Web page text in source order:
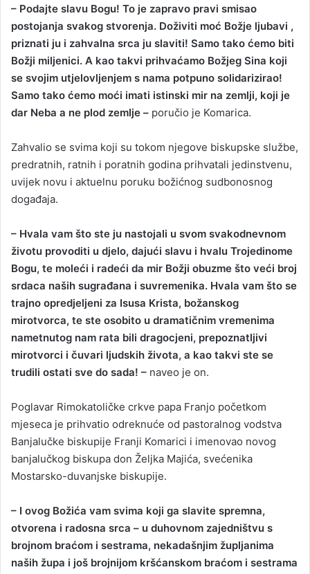
– Podajte slavu Bogu! To je zapravo pravi smisao
postojanja svakog stvorenja. Doživiti moć Božje ljubavi ,
priznati ju i zahvalna srca ju slaviti! Samo tako ćemo biti
Božji miljenici. A kao takvi prihvaćamo Božjeg Sina koji
se svojim utjelovljenjem s nama potpuno solidarizirao!
Samo tako ćemo moći imati istinski mir na zemlji, koji je
dar Neba a ne plod zemlje – poručio je Komarica.
Zahvalio se svima koji su tokom njegove biskupske službe,
predratnih, ratnih i poratnih godina prihvatali jedinstvenu,
uvijek novu i aktuelnu poruku božićnog sudbonosnog
događaja.
– Hvala vam što ste ju nastojali u svom svakodnevnom
životu provoditi u djelo, dajući slavu i hvalu Trojedinome
Bogu, te moleći i radeći da mir Božji obuzme što veći broj
srdaca naših sugrađana i suvremenika. Hvala vam što se
trajno opredjeljeni za Isusa Krista, božanskog
mirotvorca, te ste osobito u dramatičnim vremenima
nametnutog nam rata bili dragocjeni, prepoznatljivi
mirotvorci i čuvari ljudskih života, a kao takvi ste se
trudili ostati sve do sada! – naveo je on.
Poglavar Rimokatoličke crkve papa Franjo početkom
mjeseca je prihvatio odreknuće od pastoralnog vodstva
Banjalučke biskupije Franji Komarici i imenovao novog
banjalučkog biskupa don Željka Majića, svećenika
Mostarsko-duvanjske biskupije.
– I ovog Božića vam svima koji ga slavite spremna,
otvorena i radosna srca – u duhovnom zajedništvu s
brojnom braćom i sestrama, nekadašnjim župljanima
naših župa i još brojnijom kršćanskom braćom i sestrama